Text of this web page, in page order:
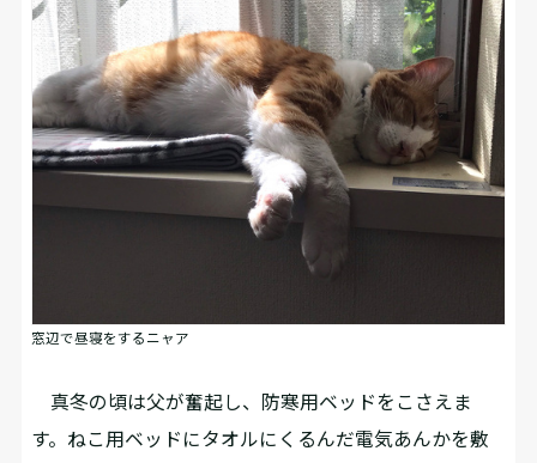
窓辺で昼寝をするニャア
真冬の頃は父が奮起し、防寒用ベッドをこさえま
す。ねこ用ベッドにタオルにくるんだ電気あんかを敷